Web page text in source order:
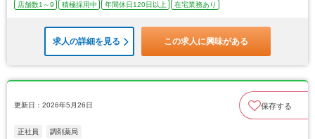
店舗数1～9
積極採用中 年間休日120日以上 在宅業務あり
求人の詳細を見る この求人に興味がある
更新日：2026年5月26日 保存する
正社員 調剤薬局